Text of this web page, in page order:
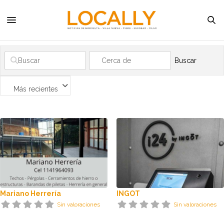
Buscar
Más recientes
Mariano Herrería
Sin valoraciones
INGOT
Sin valoraciones